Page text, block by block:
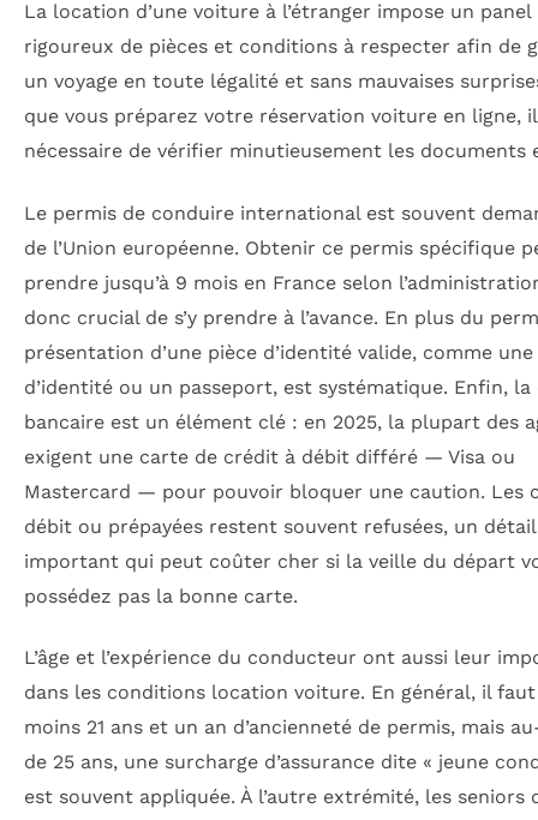
La location d’une voiture à l’étranger impose un panel
rigoureux de pièces et conditions à respecter afin de
un voyage en toute légalité et sans mauvaises
que vous préparez votre réservation voiture en ligne,
nécessaire de vérifier minutieusement les documents
Le permis de conduire international est souvent
de l’Union européenne. Obtenir ce permis spécifique
prendre jusqu’à 9 mois en France selon
donc crucial de s’y prendre à l’avance. En plus du
présentation d’une pièce d’identité valide, comme une
d’identité ou un passeport, est systématique. Enfin, la
bancaire est un élément clé : en 2025, la plupart des
exigent une carte de crédit à débit différé — Visa ou
Mastercard — pour pouvoir bloquer une caution. Les
débit ou prépayées restent souvent refusées, un détail
important qui peut coûter cher si la veille du départ
possédez pas la bonne carte.
L’âge et l’expérience du conducteur ont aussi leur
dans les conditions location voiture. En général, il
moins 21 ans et un an d’ancienneté de permis, mais
de 25 ans, une surcharge d’assurance dite « jeune
est souvent appliquée. À l’autre extrémité, les seniors